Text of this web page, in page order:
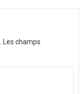
Les champs